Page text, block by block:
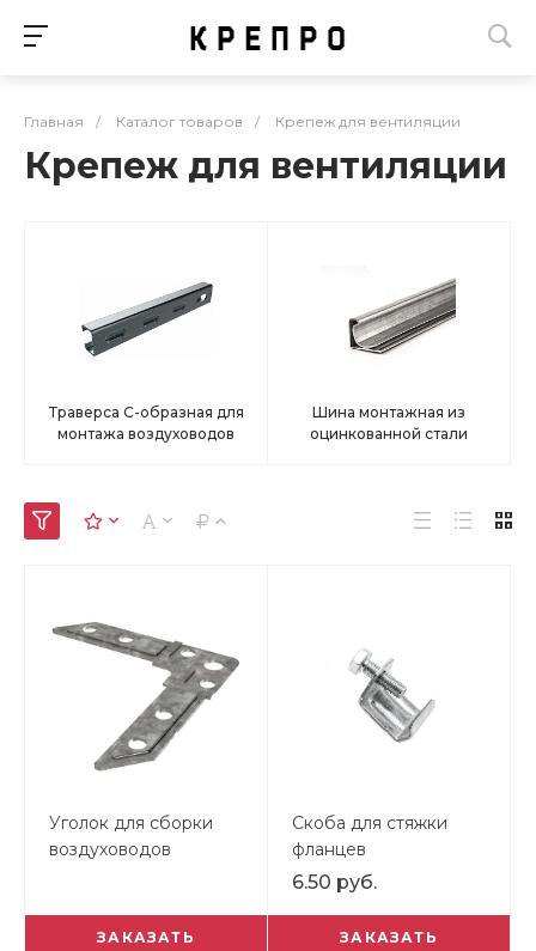
Главная / Каталог товаров / Крепеж для вентиляции
Крепеж для вентиляции
Траверса С-образная для
монтажа воздуховодов
Шина монтажная из
оцинкованной стали
Уголок для сборки
воздуховодов
ЗАКАЗАТЬ
Скоба для стяжки
фланцев
6.50 руб.
ЗАКАЗАТЬ